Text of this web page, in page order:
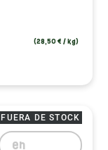
(28,50 € / kg)
FUERA DE STOCK
en